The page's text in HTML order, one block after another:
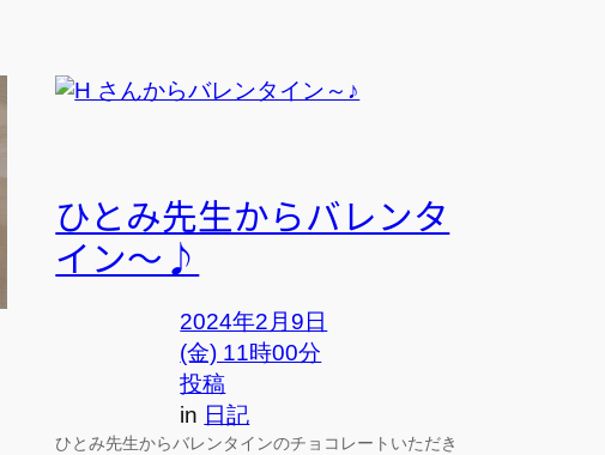
ひとみ先生からバレンタ
イン～♪
2024年2月9日
(金) 11時00分
投稿
in 日記
ひとみ先生からバレンタインのチョコレートいただき